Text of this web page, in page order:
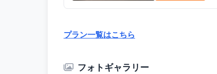
プラン一覧はこちら
フォトギャラリー